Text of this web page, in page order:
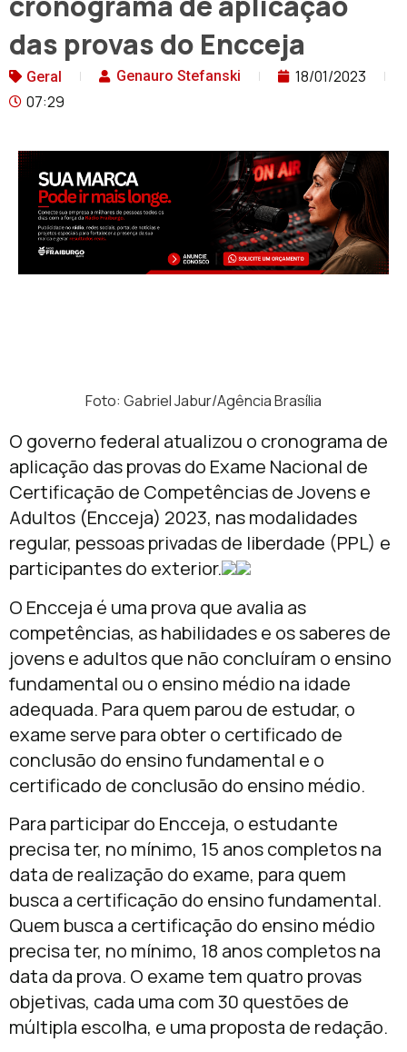
das provas do Encceja
Geral Genauro Stefanski
18/01/2023
07:29
Foto: Gabriel Jabur/Agência Brasília
O governo federal atualizou o cronograma de
aplicação das provas do Exame Nacional de
Certificação de Competências de Jovens e
Adultos (Encceja) 2023, nas modalidades
regular, pessoas privadas de liberdade (PPL) e
participantes do exterior.
O Encceja é uma prova que avalia as
competências, as habilidades e os saberes de
jovens e adultos que não concluíram o ensino
fundamental ou o ensino médio na idade
adequada. Para quem parou de estudar, o
exame serve para obter o certificado de
conclusão do ensino fundamental e o
certificado de conclusão do ensino médio.
Para participar do Encceja, o estudante
precisa ter, no mínimo, 15 anos completos na
data de realização do exame, para quem
busca a certificação do ensino fundamental.
Quem busca a certificação do ensino médio
precisa ter, no mínimo, 18 anos completos na
data da prova. O exame tem quatro provas
objetivas, cada uma com 30 questões de
múltipla escolha, e uma proposta de redação.